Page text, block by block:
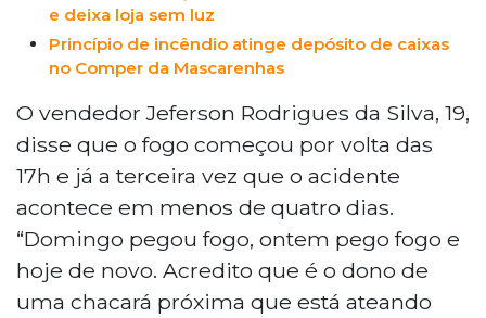
e deixa loja sem luz
Princípio de incêndio atinge depósito de caixas
no Comper da Mascarenhas
O vendedor Jeferson Rodrigues da Silva, 19,
disse que o fogo começou por volta das
17h e já a terceira vez que o acidente
acontece em menos de quatro dias.
“Domingo pegou fogo, ontem pego fogo e
hoje de novo. Acredito que é o dono de
uma chacará próxima que está ateando